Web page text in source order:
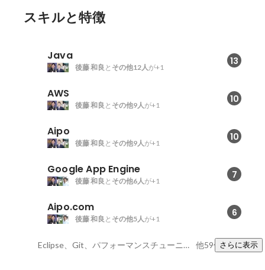
スキルと特徴
Java 13
後藤 和良 と その他12人が+1
AWS 10
後藤 和良 と その他9人が+1
Aipo 10
後藤 和良 と その他9人が+1
Google App Engine 7
後藤 和良 と その他6人が+1
Aipo.com 6
後藤 和良 と その他5人が+1
Eclipse、Git、パフォーマンスチューニング 他59件さらに表示